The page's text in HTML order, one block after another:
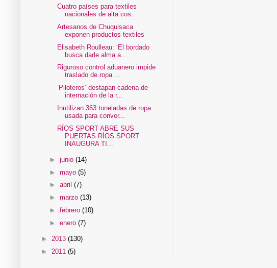
Cuatro países para textiles
nacionales de alta cos...
Artesanos de Chuquisaca
exponen productos textiles
Elisabeth Roulleau: ‘El bordado
busca darle alma a...
Riguroso control aduanero impide
traslado de ropa ...
‘Piloteros’ destapan cadena de
internación de la r...
Inutilizan 363 toneladas de ropa
usada para conver...
RÍOS SPORT ABRE SUS
PUERTAS RÍOS SPORT
INAUGURA TI...
► junio (14)
► mayo (5)
► abril (7)
► marzo (13)
► febrero (10)
► enero (7)
► 2013 (130)
► 2011 (5)